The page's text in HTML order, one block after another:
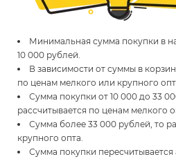
Минимальная сумма покупки в
10 000 рублей.
В зависимости от суммы в
по ценам мелкого или крупного
Сумма покупки от 10 000 до 33
рассчитывается по ценам мелкого
Сумма более 33 000 рублей, то
крупного опта.
Сумма покупки